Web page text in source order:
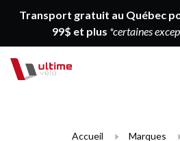
Transport gratuit au Québec
99$ et plus *certaines
Accueil Marques